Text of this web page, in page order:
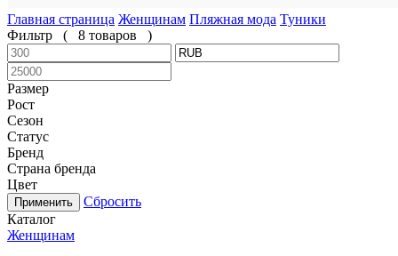
Главная страница Женщинам Пляжная мода Туники
Фильтр
( 8 товаров )
Размер
Рост
Сезон
Статус
Бренд
Страна бренда
Цвет
Сбросить
Каталог
Женщинам